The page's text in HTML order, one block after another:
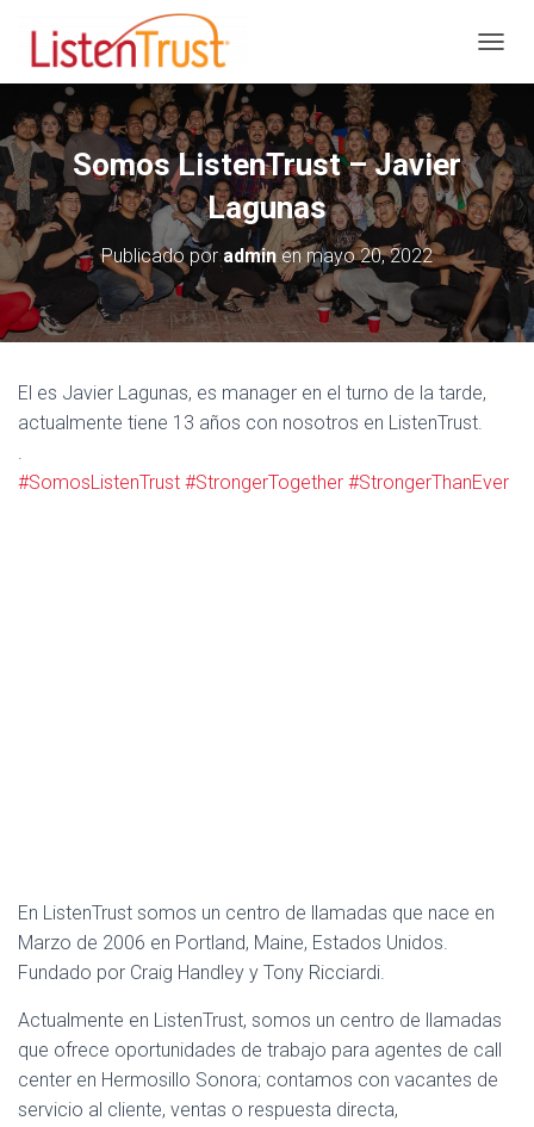
A
M
B
I
A
R
M
D
O
C
Somos ListenTrust – Javier
Lagunas
Publicado poradminenmayo 20, 2022
El es Javier Lagunas, es manager en el turno de la tarde,
actualmente tiene 13 años con nosotros en ListenTrust.
.
#SomosListenTrust #StrongerTogether #StrongerThanEver
En ListenTrust somos un centro de llamadas que nace en
Marzo de 2006 en Portland, Maine, Estados Unidos.
Fundado por Craig Handley y Tony Ricciardi.
Actualmente en ListenTrust, somos un centro de llamadas
que ofrece oportunidades de trabajo para agentes de call
center en Hermosillo Sonora; contamos con vacantes de
servicio al cliente, ventas o respuesta directa,